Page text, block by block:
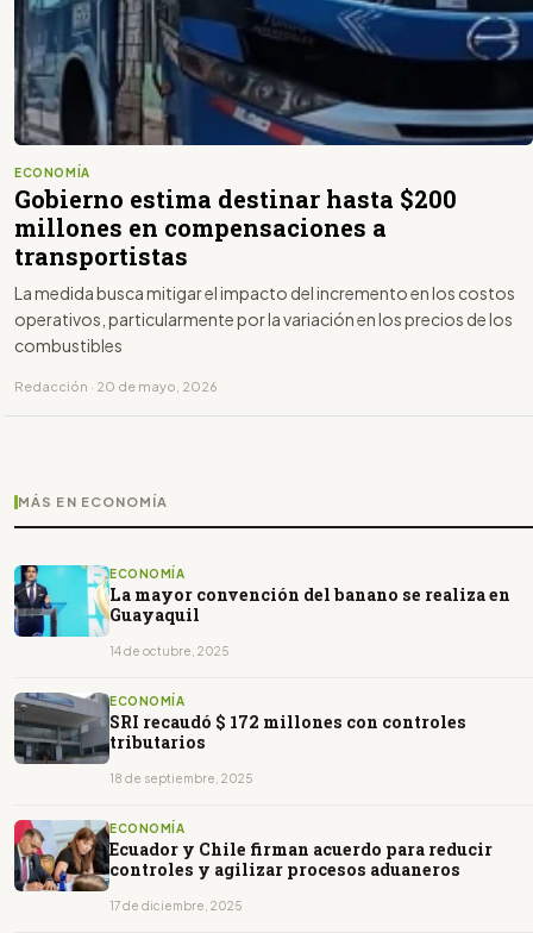
ECONOMÍA
Gobierno estima destinar hasta $200
millones en compensaciones a
transportistas
La medida busca mitigar el impacto del incremento en los costos
operativos, particularmente por la variación en los precios de los
combustibles
Redacción · 20 de mayo, 2026
MÁS EN ECONOMÍA
ECONOMÍA
La mayor convención del banano se realiza en
Guayaquil
14 de octubre, 2025
ECONOMÍA
SRI recaudó $ 172 millones con controles
tributarios
18 de septiembre, 2025
ECONOMÍA
Ecuador y Chile firman acuerdo para reducir
controles y agilizar procesos aduaneros
17 de diciembre, 2025